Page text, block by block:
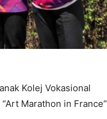
Kolej Vokasional
Marathon in France”